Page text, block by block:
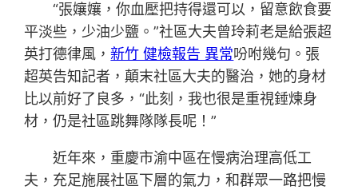
“張孃孃，你血壓把持得還可以，留意飲食要
平淡些，少油少鹽。”社區大夫曾玲莉老是給張超
英打德律風，新竹 健檢報告 異常吩咐幾句。張
超英告知記者，顛末社區大夫的醫治，她的身材
比以前好了良多，“此刻，我也很是重視錘煉身
材，仍是社區跳舞隊隊長呢！”
近年來，重慶市渝中區在慢病治理高低工
夫，充足施展社區下層的氣力，和群眾一路把慢